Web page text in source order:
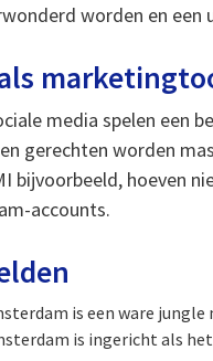
worden en een
media spelen een
gerechten worden
bijvoorbeeld, hoeven
accounts.
is een ware
is ingericht als